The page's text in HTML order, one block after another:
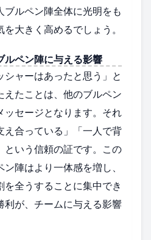
ブルペン陣全体に光明をも
大きく高めるでしょう。
ルペン陣に与える影響
ャーはあったと思う」と
えたことは、他のブルペン
ッセージとなります。それ
え合っている」「一人で背
という信頼の証です。この
陣はより一体感を増し、
全うすることに集中でき
利が、チームに与える影響